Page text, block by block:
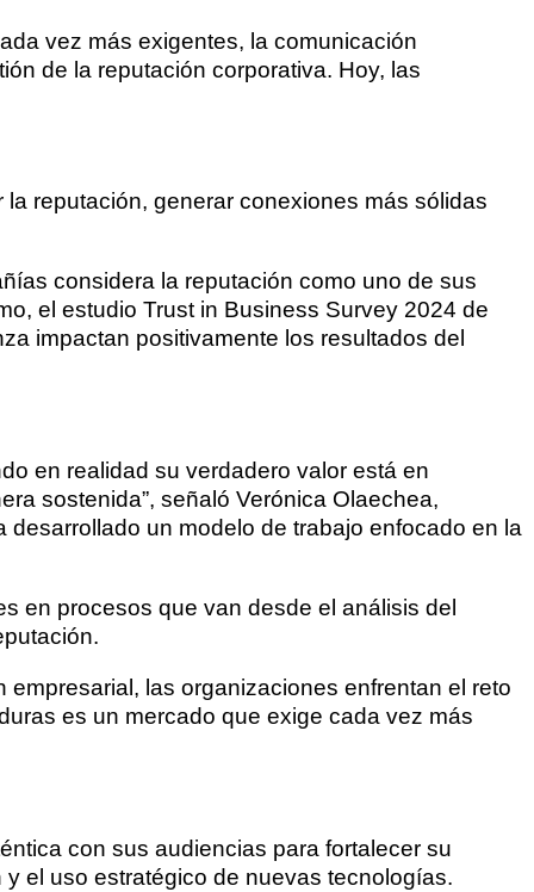
vez más exigentes, la comunicación
de la reputación corporativa. Hoy, las
reputación, generar conexiones más sólidas
considera la reputación como uno de sus
el estudio Trust in Business Survey 2024 de
impactan positivamente los resultados del
en realidad su verdadero valor está en
sostenida”, señaló Verónica Olaechea,
un modelo de trabajo enfocado en la
en procesos que van desde el análisis del
las organizaciones enfrentan el reto
es un mercado que exige cada vez más
con sus audiencias para fortalecer su
el uso estratégico de nuevas tecnologías.